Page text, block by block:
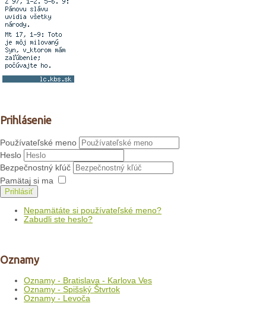
Prihlásenie
Používateľské meno
Heslo
Bezpečnostný kľúč
Pamätaj si ma
Prihlásiť
Nepamätáte si používateľské meno?
Zabudli ste heslo?
Oznamy
Oznamy - Bratislava - Karlova Ves
Oznamy - Spišský Štvrtok
Oznamy - Levoča